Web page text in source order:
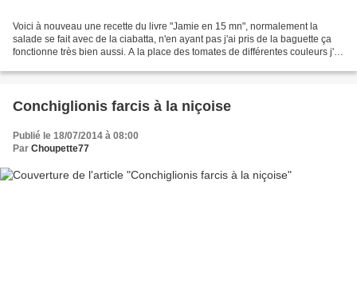
Voici à nouveau une recette du livre "Jamie en 15 mn", normalement la
salade se fait avec de la ciabatta, n'en ayant pas j'ai pris de la baguette ça
fonctionne très bien aussi. A la place des tomates de différentes couleurs j'ai
Conchiglionis farcis à la niçoise
Publié le 18/07/2014 à 08:00
Par Choupette77